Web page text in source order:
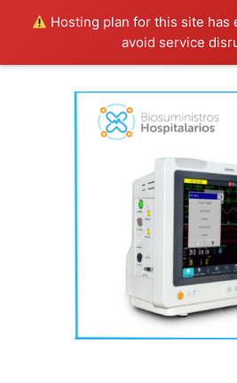
Hosting plan for this site has
avoid service